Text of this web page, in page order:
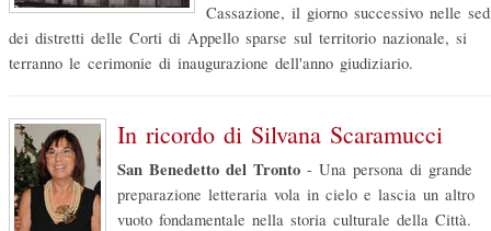
Cassazione, il giorno successivo nelle
dei distretti delle Corti di Appello sparse sul territorio nazionale, si
terranno le cerimonie di inaugurazione dell'anno giudiziario.
In ricordo di Silvana Scaramucci
San Benedetto del Tronto - Una persona di grande
preparazione letteraria vola in cielo e lascia un altro
vuoto fondamentale nella storia culturale della Città.